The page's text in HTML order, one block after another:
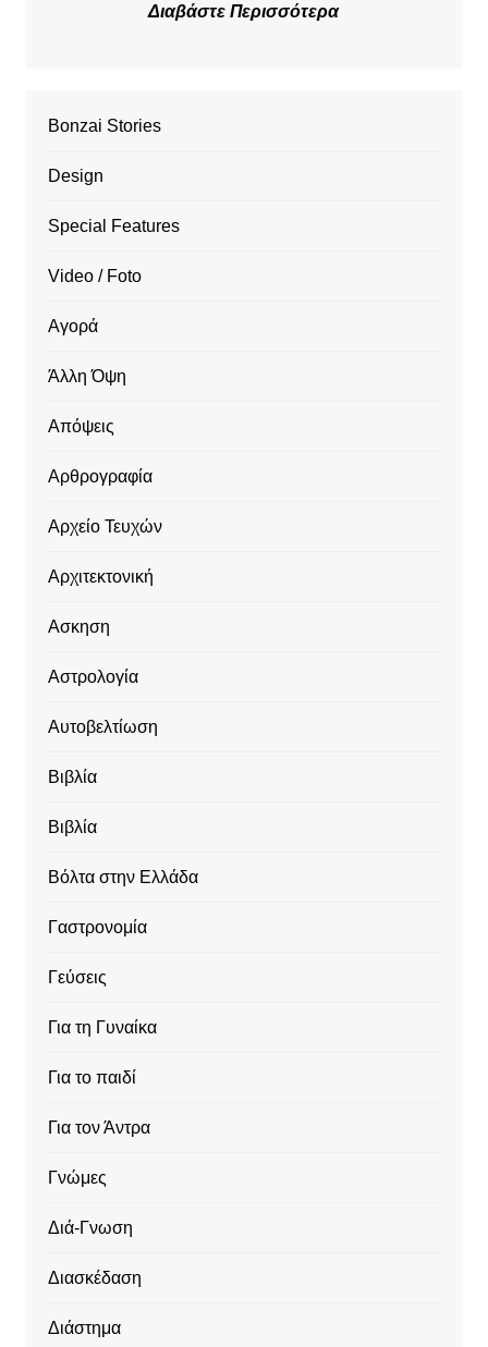
Διαβάστε Περισσότερα
Bonzai Stories
Design
Special Features
Video / Foto
Αγορά
Άλλη Όψη
Απόψεις
Αρθρογραφία
Αρχείο Τευχών
Αρχιτεκτονική
Ασκηση
Αστρολογία
Αυτοβελτίωση
Βιβλία
Βιβλία
Βόλτα στην Ελλάδα
Γαστρονομία
Γεύσεις
Για τη Γυναίκα
Για το παιδί
Για τον Άντρα
Γνώμες
Διά-Γνωση
Διασκέδαση
Διάστημα